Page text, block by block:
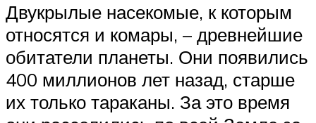
Двукрылые насекомые, к которым
относятся и комары, – древнейшие
обитатели планеты. Они появились
400 миллионов лет назад, старше
их только тараканы. За это время